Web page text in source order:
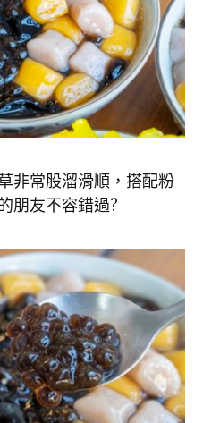
非常股溜滑順，搭配粉
朋友不容錯過?